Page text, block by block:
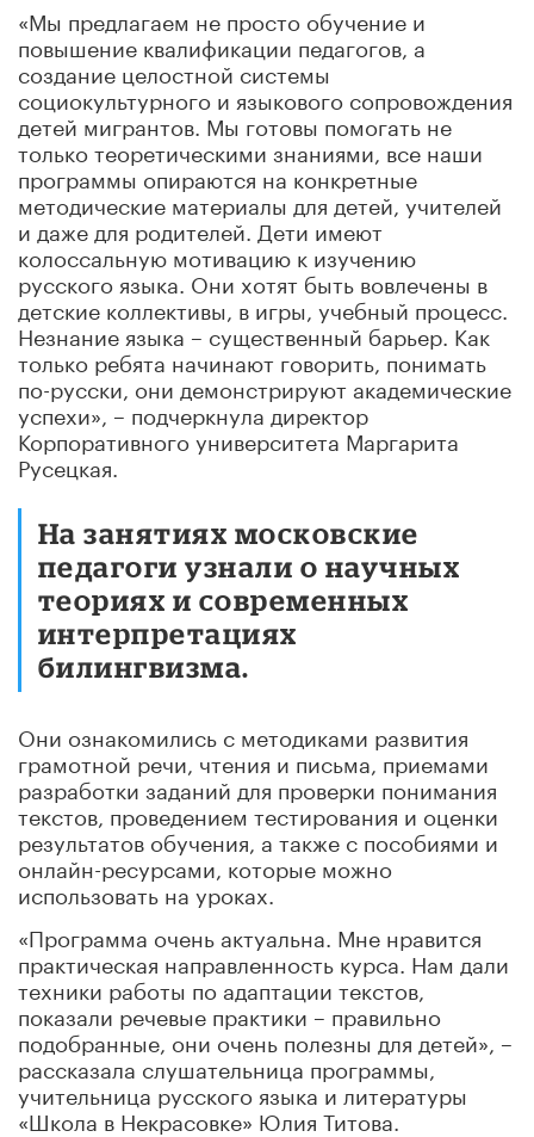
«Мы предлагаем не просто обучение и
повышение квалификации педагогов, а
создание целостной системы
социокультурного и языкового сопровождения
детей мигрантов. Мы готовы помогать не
только теоретическими знаниями, все наши
программы опираются на конкретные
методические материалы для детей, учителей
и даже для родителей. Дети имеют
колоссальную мотивацию к изучению
русского языка. Они хотят быть вовлечены в
детские коллективы, в игры, учебный процесс.
Незнание языка – существенный барьер. Как
только ребята начинают говорить, понимать
по-русски, они демонстрируют академические
успехи», – подчеркнула директор
Корпоративного университета Маргарита
Русецкая.
На занятиях московские
педагоги узнали о научных
теориях и современных
интерпретациях
билингвизма.
Они ознакомились с методиками развития
грамотной речи, чтения и письма, приемами
разработки заданий для проверки понимания
текстов, проведением тестирования и оценки
результатов обучения, а также с пособиями и
онлайн-ресурсами, которые можно
использовать на уроках.
«Программа очень актуальна. Мне нравится
практическая направленность курса. Нам дали
техники работы по адаптации текстов,
показали речевые практики – правильно
подобранные, они очень полезны для детей», –
рассказала слушательница программы,
учительница русского языка и литературы
«Школа в Некрасовке» Юлия Титова.